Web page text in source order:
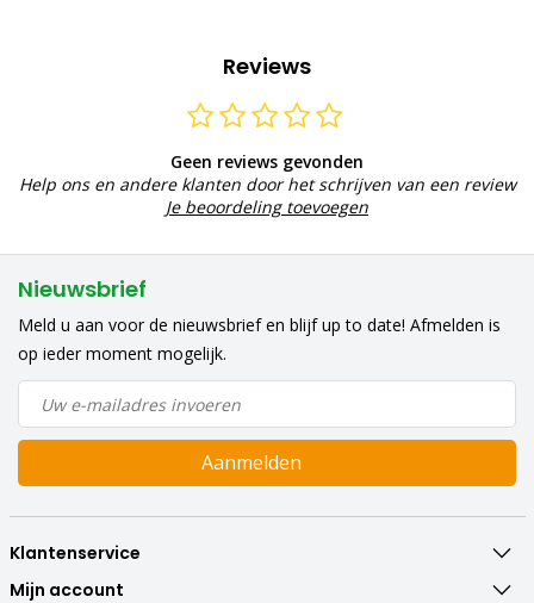
Reviews
Geen reviews gevonden
Help ons en andere klanten door het schrijven van een review
Je beoordeling toevoegen
Nieuwsbrief
Meld u aan voor de nieuwsbrief en blijf up to date! Afmelden is
op ieder moment mogelijk.
Aanmelden
Klantenservice
Mijn account